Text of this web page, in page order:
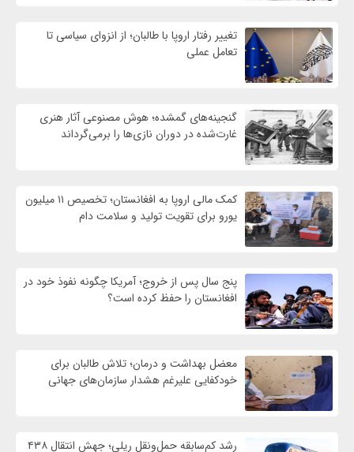
تغییر رفتار اروپا با طالبان؛ از انزوای سیاسی تا
تعامل عملی
گنجینه‌های گمشده؛ هوش مصنوعی آثار هنری
غارت‌شده در دوران نازی‌ها را برمی‌گرداند
کمک مالی اروپا به افغانستان؛ تخصیص ۱۱ میلیون
یورو برای تقویت تولید و سلامت دام
پنج سال پس از خروج؛ آمریکا چگونه نفوذ خود در
افغانستان را حفظ کرده است؟
معضل بهداشت و درمان؛ تلاش طالبان برای
خودکفایی علیرغم هشدار سازمان‌های جهانی
رشد کم‌سابقه حمل‌ونقل ریلی؛ جهش انتقال ۴۳۸